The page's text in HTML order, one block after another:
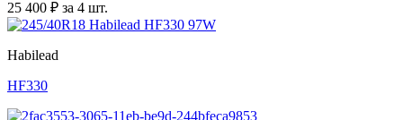
25 400 ₽ за 4 шт.
Habilead
HF330